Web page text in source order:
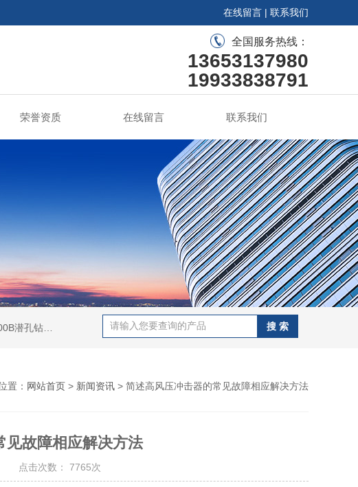
在线留言 | 联系我们
全国服务热线：
13653137980
19933838791
荣誉资质 在线留言 联系我们
置： 网站首页 > 新闻资讯 > 简述高风压冲击器的常见故障相应解决方法
见故障相应解决方法
点击次数： 7765次